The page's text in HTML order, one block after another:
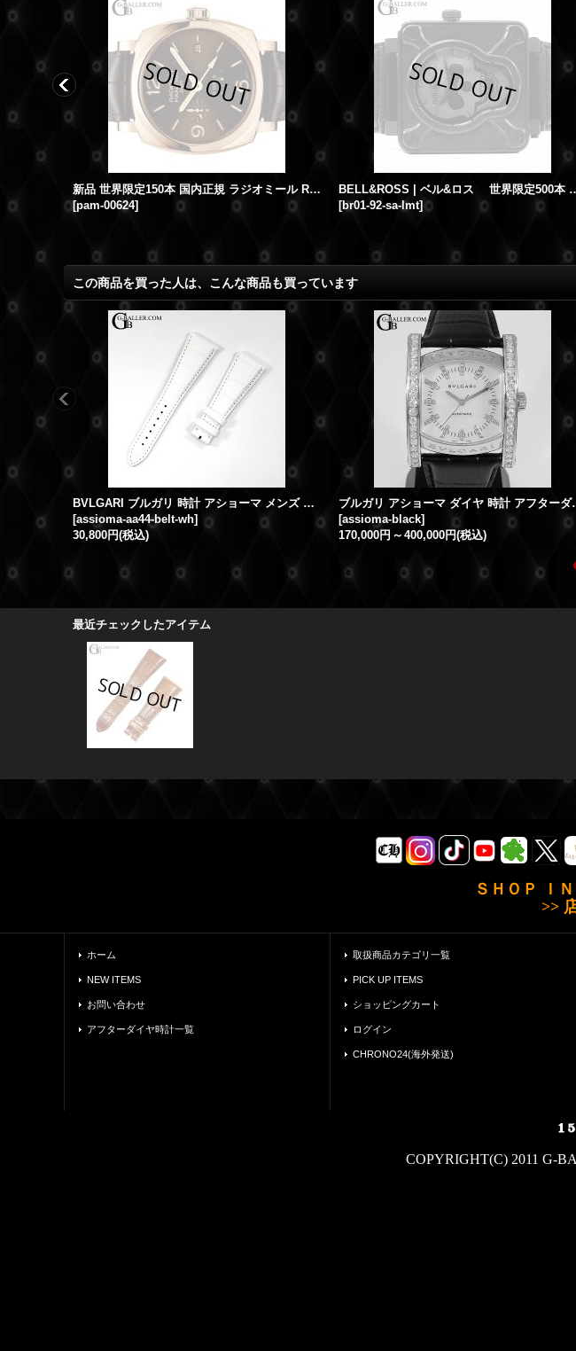
新品 世界限定150本 国内正規 ラジオミール RG 10DAYS GMT PAM00624 PANERAI/パネライ
[pam-00624]
BELL&ROSS | ベル&ロス 世界限定
[br01-92-sa-lmt]
この商品を買った人は、こんな商品も買っています
BVLGARI ブルガリ 時計 アショーマ メンズ AA44用 型押し クロコダイル レザーベルト 新品 白
[assioma-aa44-belt-wh]
30,800円(税込)
ブルガリ ア
[assioma-black]
170,000円 ～ 400,000円(税込)
最近チェックしたアイテム
ＳＨＯＰ Ｉ
>>
ホーム
NEW ITEMS
お問い合わせ
アフターダイヤ時計一覧
取扱商品カテゴリ一覧
PICK UP ITEMS
ショッピングカート
ログイン
CHRONO24(海外発送)
COPYRIGHT(C) 2011 G-